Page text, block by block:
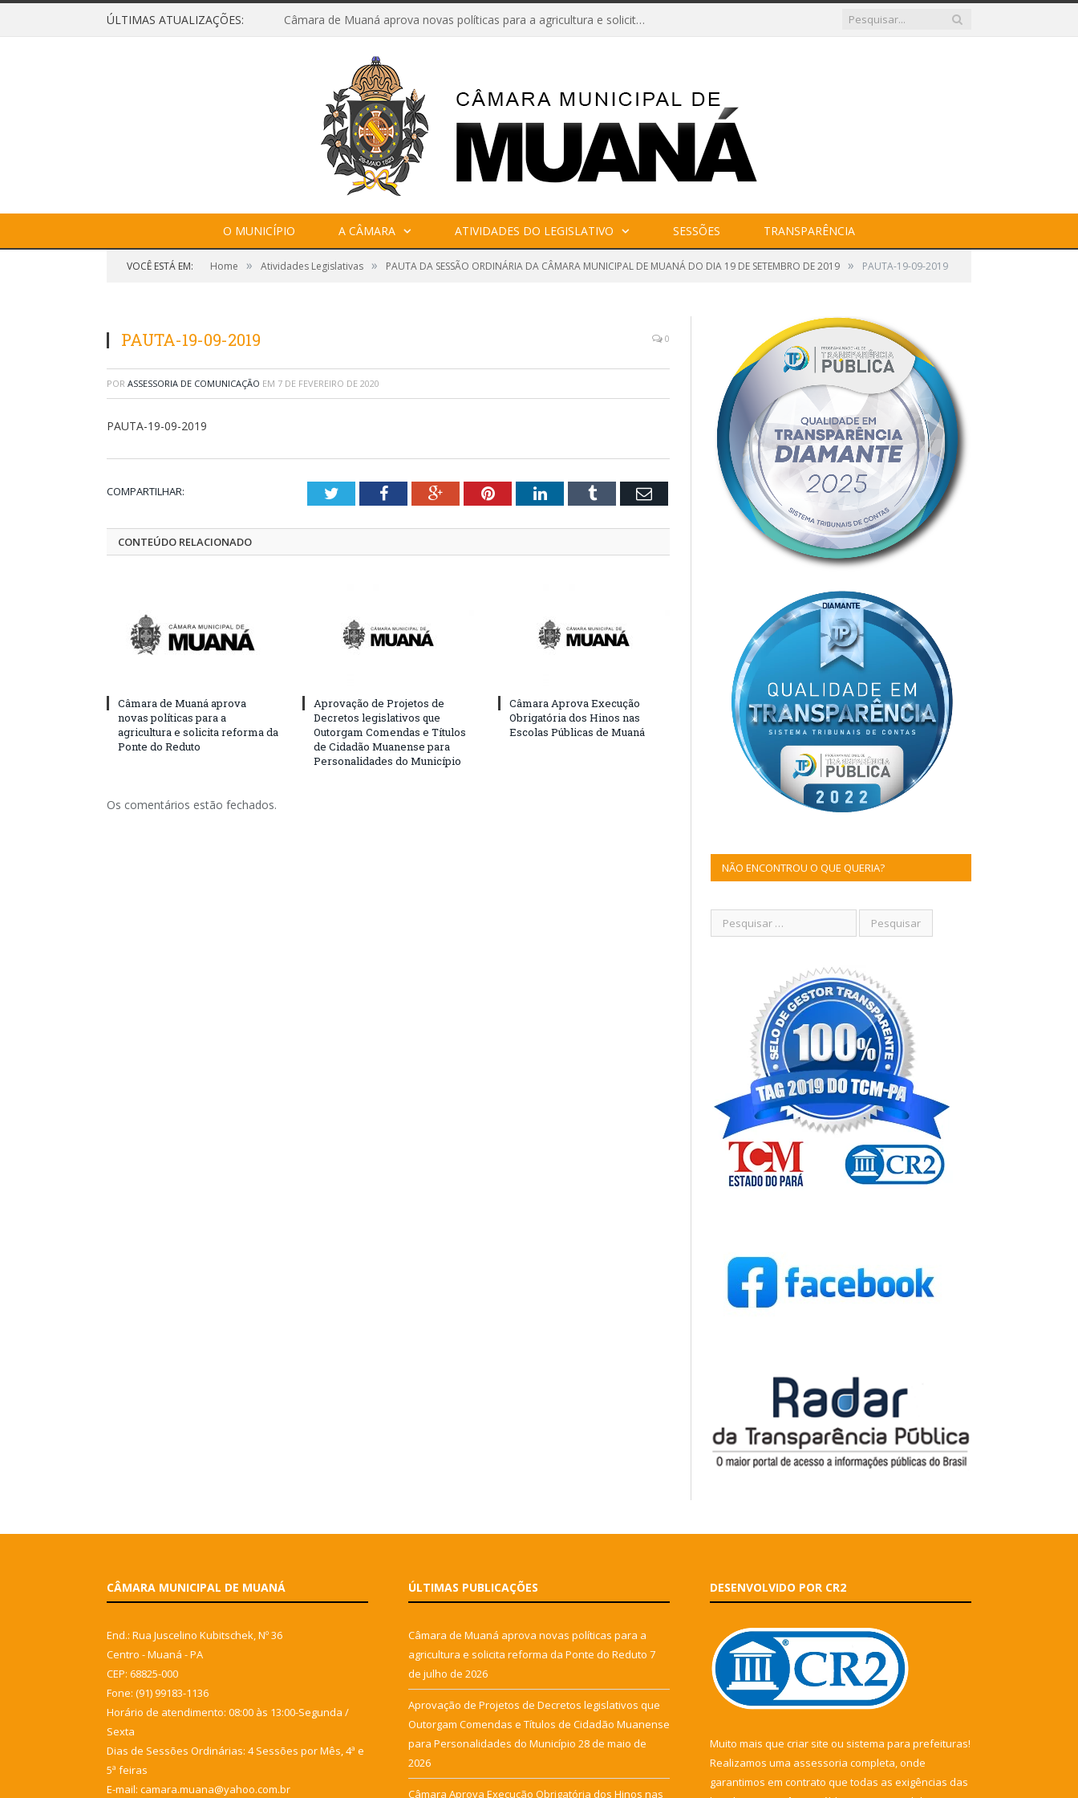
ÚLTIMAS ATUALIZAÇÕES: Câmara de Muaná aprova novas políticas para a agricultura e solicita reforma da Ponte do Reduto
O MUNICÍPIO A CÂMARA ATIVIDADES DO LEGISLATIVO SESSÕES TRANSPARÊNCIA
VOCÊ ESTÁ EM: Home » Atividades Legislativas » PAUTA DA SESSÃO ORDINÁRIA DA CÂMARA MUNICIPAL DE MUANÁ DO DIA 19 DE SETEMBRO DE 2019 » PAUTA-19-09-2019
PAUTA-19-09-2019 0
POR ASSESSORIA DE COMUNICAÇÃO EM 7 DE FEVEREIRO DE 2020
PAUTA-19-09-2019
COMPARTILHAR: TwitterFacebookGoogle+PinterestLinkedInTumblr Email
CONTEÚDO RELACIONADO
Câmara de Muaná aprova
novas políticas para a
agricultura e solicita reforma da
Ponte do Reduto
Aprovação de Projetos de
Decretos legislativos que
Outorgam Comendas e Títulos
de Cidadão Muanense para
Personalidades do Município
Câmara Aprova Execução
Obrigatória dos Hinos nas
Escolas Públicas de Muaná
Os comentários estão fechados.
NÃO ENCONTROU O QUE QUERIA?
CÂMARA MUNICIPAL DE MUANÁ
End.: Rua Juscelino Kubitschek, Nº 36
Centro - Muaná - PA
CEP: 68825-000
Fone: (91) 99183-1136
Horário de atendimento: 08:00 às 13:00-Segunda /
Sexta
Dias de Sessões Ordinárias: 4 Sessões por Mês, 4ª e
5ª feiras
E-mail: camara.muana@yahoo.com.br
ÚLTIMAS PUBLICAÇÕES
Câmara de Muaná aprova novas políticas para a
agricultura e solicita reforma da Ponte do Reduto 7
de julho de 2026
Aprovação de Projetos de Decretos legislativos que
Outorgam Comendas e Títulos de Cidadão Muanense
para Personalidades do Município 28 de maio de
2026
Câmara Aprova Execução Obrigatória dos Hinos nas
DESENVOLVIDO POR CR2
Muito mais que criar site ou sistema para prefeituras!
Realizamos uma assessoria completa, onde
garantimos em contrato que todas as exigências das